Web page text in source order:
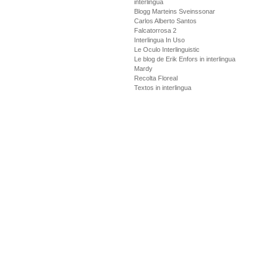
interlingua
Blogg Marteins Sveinssonar
Carlos Alberto Santos
Falcatorrosa 2
Interlingua In Uso
Le Oculo Interlinguistic
Le blog de Erik Enfors in interlingua
Mardy
Recolta Floreal
Textos in interlingua